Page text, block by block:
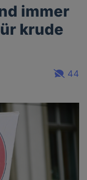
immer
krude
44